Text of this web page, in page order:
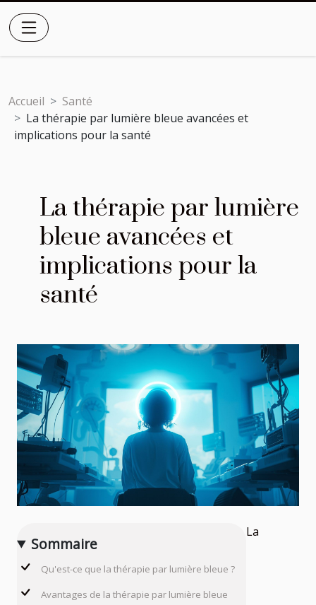
Accueil
Santé
La thérapie par lumière bleue avancées et
implications pour la santé
La thérapie par lumière
bleue avancées et
implications pour la
santé
Sommaire
Qu'est-ce que la thérapie par lumière bleue ?
Avantages de la thérapie par lumière bleue
La